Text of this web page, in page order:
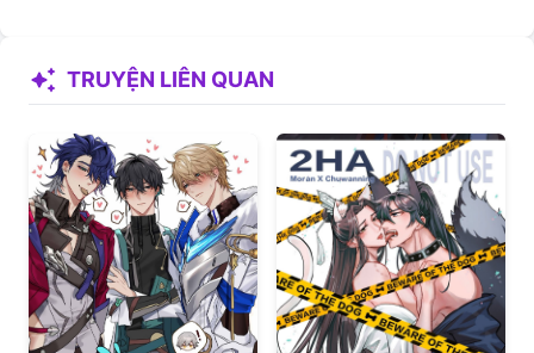
auto_awesome TRUYỆN LIÊN QUAN